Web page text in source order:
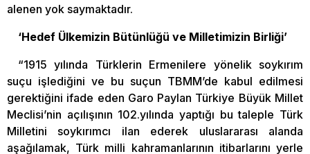
alenen yok saymaktadır.
‘Hedef Ülkemizin Bütünlüğü ve Milletimizin Birliği’
“1915 yılında Türklerin Ermenilere yönelik soykırım
suçu işlediğini ve bu suçun TBMM’de kabul edilmesi
gerektiğini ifade eden Garo Paylan Türkiye Büyük Millet
Meclisi’nin açılışının 102.yılında yaptığı bu taleple Türk
Milletini soykırımcı ilan ederek uluslararası alanda
aşağılamak, Türk milli kahramanlarının itibarlarını yerle